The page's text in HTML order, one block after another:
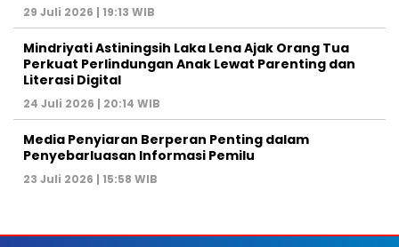
29 Juli 2026 | 19:13 WIB
Mindriyati Astiningsih Laka Lena Ajak Orang Tua
Perkuat Perlindungan Anak Lewat Parenting dan
Literasi Digital
24 Juli 2026 | 20:14 WIB
Media Penyiaran Berperan Penting dalam
Penyebarluasan Informasi Pemilu
23 Juli 2026 | 15:58 WIB